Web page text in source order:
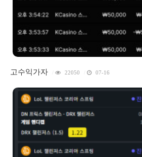
고수익가자
22050 07-16